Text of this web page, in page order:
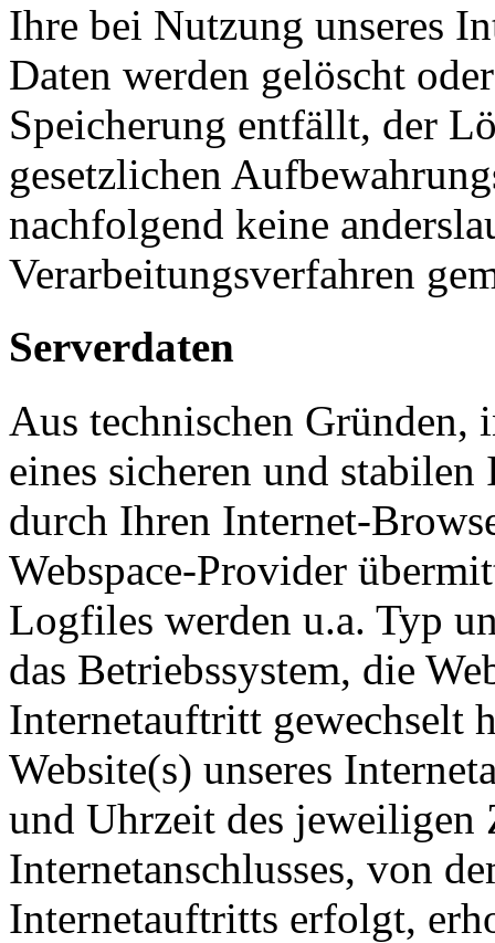
Ihre bei Nutzung unseres
Daten werden gelöscht
Speicherung entfällt, der
gesetzlichen
nachfolgend keine
Verarbeitungsverfahren
Serverdaten
Aus technischen Gründen,
eines sicheren und
durch Ihren Internet-
Webspace-Provider
Logfiles werden u.a. Typ
das Betriebssystem, die
Internetauftritt gewechselt
Website(s) unseres
und Uhrzeit des jeweiligen
Internetanschlusses, von
Internetauftritts erfolgt,